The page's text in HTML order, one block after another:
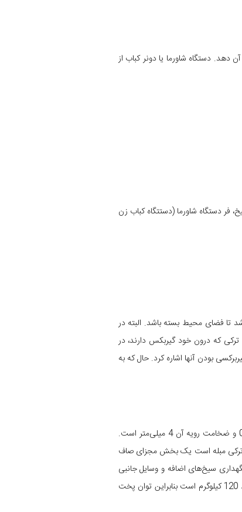
دستگاه شاورما یا دونر کباب از
فر دستگاه شاورما (دستتگاه کباب زن
تا فضای محیط بسته باشد. البته در
که درون خود گیربکس دارند، در
بودن آنها اشاره کرد. حال که به
دستگاه کباب ترکی ایستاده گارداستیل کاملا از استیل 304 ساخته شده است. بدنه کباب ترکی ایستاده از استیل خشدار به ضخامت 0/8 و ضخامت رویه آن 4 میلی‌متر است.
مبله است یک بخش مجزای صاف
سیخ‌های اضافه و وسایل جانبی
استفاده می‌شود. در مجموعه گارداستیل، دستگاه کباب ترکی ایستاده به صورت 2 سیخ و 3 سیخ ساخته می‌شود و ظرفیت هر سیخ حدود 120 کیلوگرم است بنابراین توان پخت